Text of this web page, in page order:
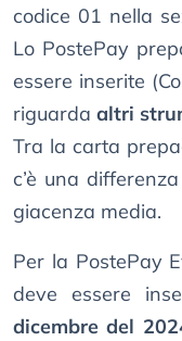
codice 01 nella
Lo PostePay
essere inserite
riguarda altri
Tra la carta
c’è una
giacenza media.
Per la PostePay
deve essere
dicembre del